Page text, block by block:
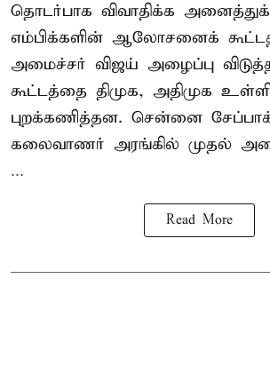
தொடர்பாக விவாதிக்க அனைத்துக்
எம்பிக்களின் ஆலோசனைக்
அமைச்சர் விஜய் அழைப்பு
கூட்டத்தை திமுக, அதிமுக
புறக்கணித்தன. சென்னை
கலைவாணர் அரங்கில் முதல்
...
Read More